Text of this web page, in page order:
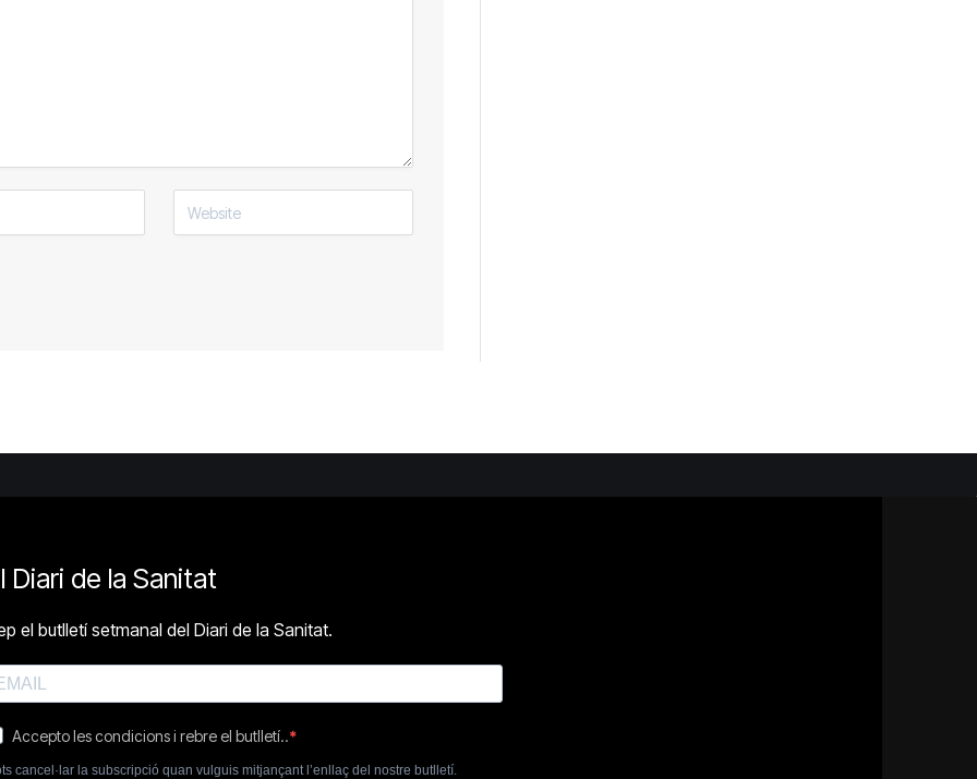
Diari de la Sanitat
el butlletí setmanal del Diari de la Sanitat.
Accepto les condicions i rebre el butlletí..
cancel·lar la subscripció quan vulguis mitjançant l’enllaç del nostre butlletí.